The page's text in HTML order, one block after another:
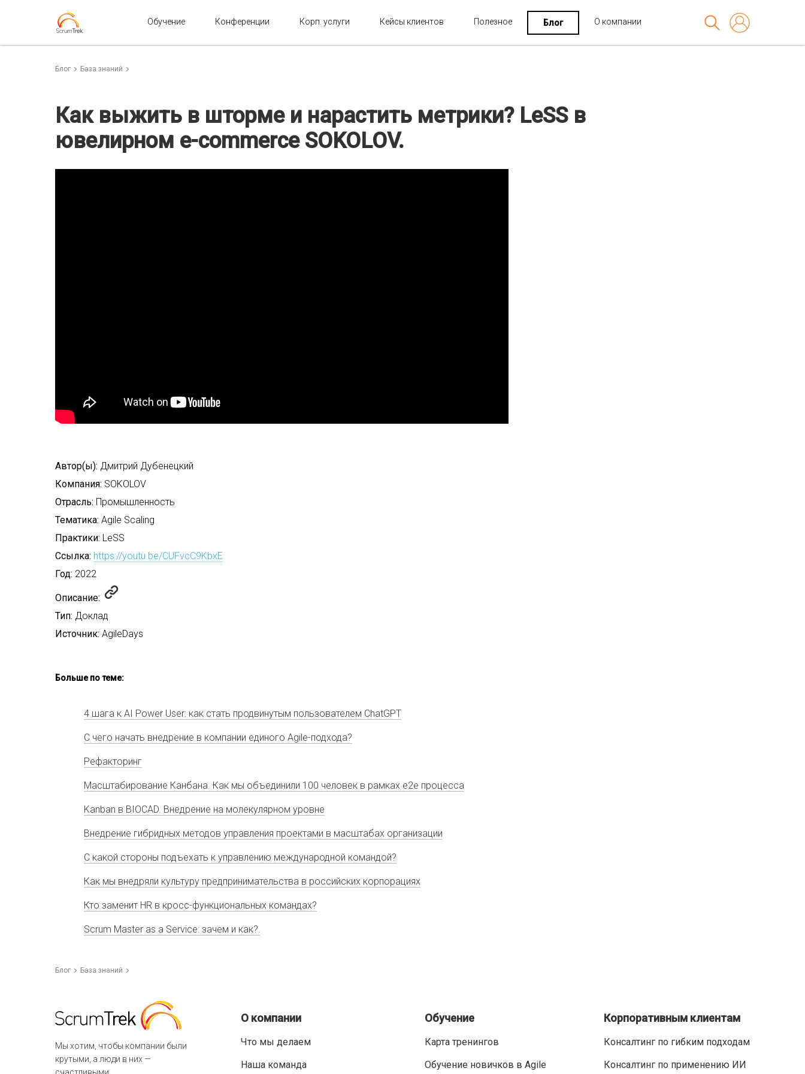
Обучение Конференции Корп. услуги Кейсы клиентов Полезное Блог О компании
Блог База знаний
Как выжить в шторме и нарастить метрики? LeSS в
ювелирном e-commerce SOKOLOV.
Автор(ы): Дмитрий Дубенецкий
Компания: SOKOLOV
Отрасль: Промышленность
Тематика: Agile Scaling
Практики: LeSS
Ссылка: https://youtu.be/CUFvcC9KbxE
Год: 2022
Описание:
Тип: Доклад
Источник: AgileDays
Больше по теме:
4 шага к AI Power User: как стать продвинутым пользователем ChatGPT
С чего начать внедрение в компании единого Agile-подхода?
Рефакторинг
Масштабирование Канбана. Как мы объединили 100 человек в рамках е2е процеccа
Kanban в BIOCAD. Внедрение на молекулярном уровне
Внедрение гибридных методов управления проектами в масштабах организации
С какой стороны подъехать к управлению международной командой?
Как мы внедряли культуру предпринимательства в российских корпорациях
Кто заменит HR в кросс-функциональных командах?
Scrum Master as a Service: зачем и как?.
Блог База знаний
Мы хотим, чтобы компании были
крутыми, а люди в них —
О компании
Что мы делаем
Наша команда
Обучение
Карта тренингов
Обучение новичков в Agile
Корпоративным клиентам
Консалтинг по гибким подходам
Консалтинг по применению ИИ